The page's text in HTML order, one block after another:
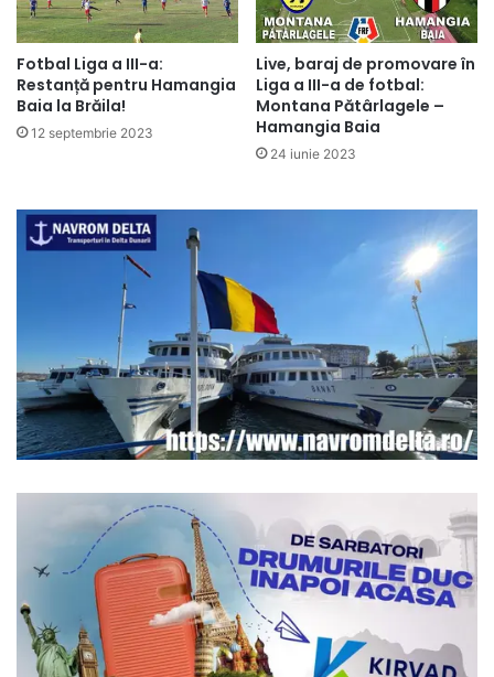
Fotbal Liga a III-a:
Restanță pentru Hamangia
Baia la Brăila!
12 septembrie 2023
Live, baraj de promovare în
Liga a III-a de fotbal:
Montana Pătârlagele –
Hamangia Baia
24 iunie 2023